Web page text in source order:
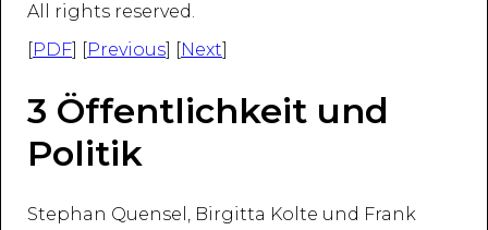
All rights reserved.
[PDF] [Previous] [Next]
3 Öffentlichkeit und
Politik
Stephan Quensel, Birgitta Kolte und Frank